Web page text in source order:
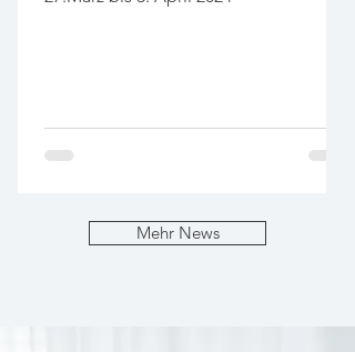
Mehr News